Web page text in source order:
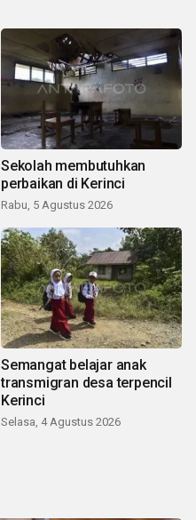
Sekolah membutuhkan
perbaikan di Kerinci
Rabu, 5 Agustus 2026
Semangat belajar anak
transmigran desa terpencil
Kerinci
Selasa, 4 Agustus 2026